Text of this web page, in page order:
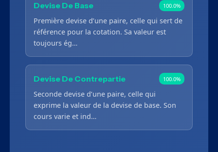
Devise De Base 100.0%
Première devise d’une paire, celle qui sert de
référence pour la cotation. Sa valeur est
toujours ég…
Devise De Contrepartie 100.0%
Seconde devise d’une paire, celle qui
exprime la valeur de la devise de base. Son
cours varie et ind…